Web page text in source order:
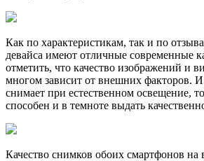
Как по характеристикам, так и по
девайса имеют отличные современные
отметить, что качество изображений и
многом зависит от внешних факторов.
снимает при естественном освещение,
способен и в темноте выдать
Качество снимков обоих смартфонов на